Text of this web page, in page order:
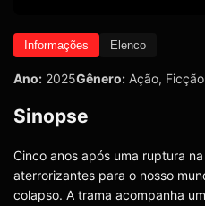
Informações Elenco
Ano: 2025Gênero: Ação,
Sinopse
Cinco anos após uma ruptura
aterrorizantes para o nosso
colapso. A trama acompanha